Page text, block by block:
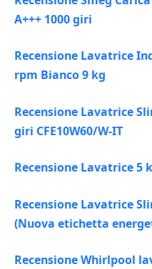
A+++ 1000 giri
Recensione Lavatrice
rpm Bianco 9 kg
Recensione Lavatrice
giri CFE10W60/W-IT
Recensione Lavatrice 5
Recensione Lavatrice
(Nuova etichetta
Recensione Whirlpool